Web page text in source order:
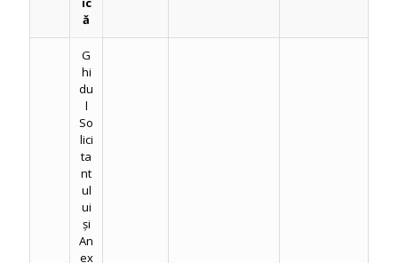
ă
G
hi
du
l
So
lici
ta
nt
ul
ui
și
An
ex